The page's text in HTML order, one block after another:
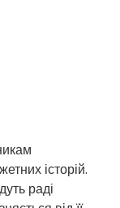
історій.
раді